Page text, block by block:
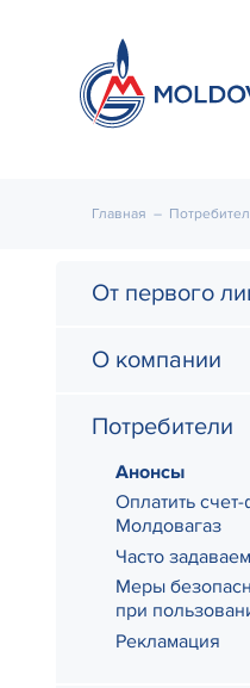
Главная –
От первого
О компании
Потребители
Анонсы
Оплатить
Молдовагаз
Часто
Меры
при
Рекламация